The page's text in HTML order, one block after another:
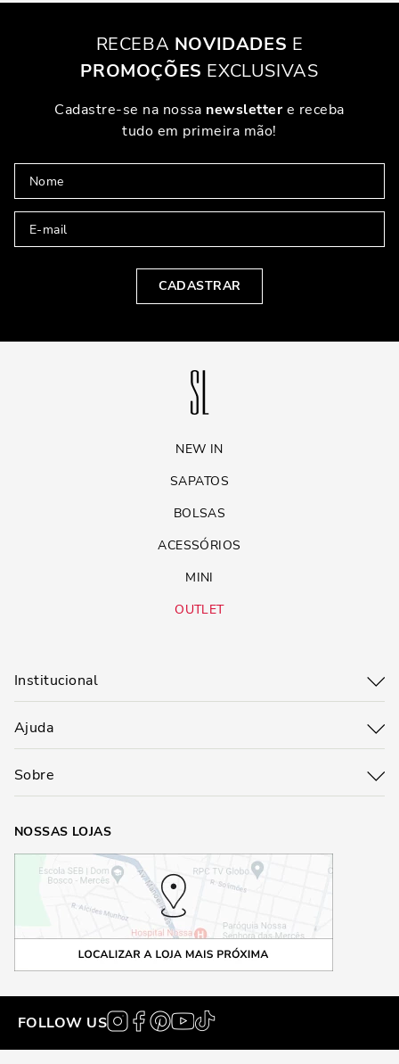
RECEBA NOVIDADES E
PROMOÇÕES EXCLUSIVAS
Cadastre-se na nossa newslettere receba
tudo em primeira mão!
CADASTRAR
NEW IN
SAPATOS
BOLSAS
ACESSÓRIOS
MINI
OUTLET
Institucional
Ajuda
Sobre
NOSSAS LOJAS
FOLLOW US